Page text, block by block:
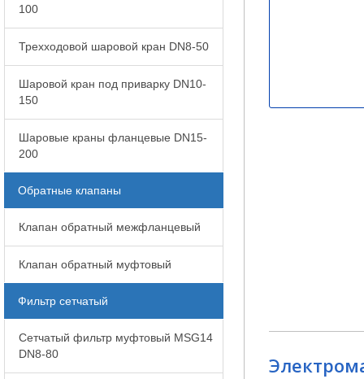
100
Трехходовой шаровой кран DN8-50
Шаровой кран под приварку DN10-
150
Шаровые краны фланцевые DN15-
200
Обратные клапаны
Клапан обратный межфланцевый
Клапан обратный муфтовый
Фильтр сетчатый
Сетчатый фильтр муфтовый MSG14
DN8-80